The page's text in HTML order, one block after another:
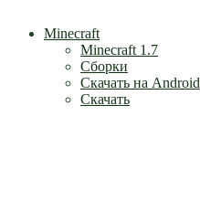
Minecraft
Minecraft 1.7
Сборки
Скачать на Android
Скачать